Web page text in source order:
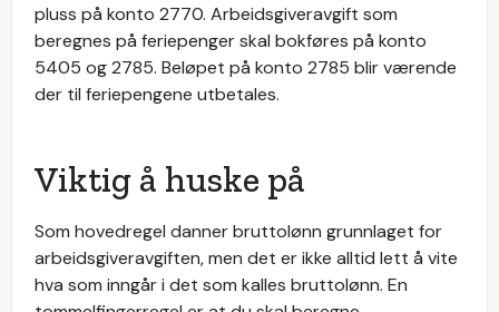
pluss på konto 2770. Arbeidsgiveravgift som
beregnes på feriepenger skal bokføres på konto
5405 og 2785. Beløpet på konto 2785 blir værende
der til feriepengene utbetales.
Viktig å huske på
Som hovedregel danner bruttolønn grunnlaget for
arbeidsgiveravgiften, men det er ikke alltid lett å vite
hva som inngår i det som kalles bruttolønn. En